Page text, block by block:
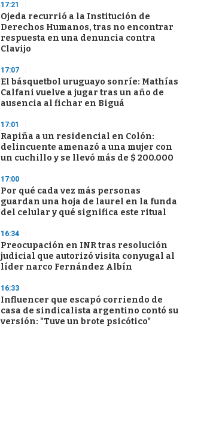
17:21
Ojeda recurrió a la Institución de
Derechos Humanos, tras no encontrar
respuesta en una denuncia contra
Clavijo
17:07
El básquetbol uruguayo sonríe: Mathías
Calfani vuelve a jugar tras un año de
ausencia al fichar en Biguá
17:01
Rapiña a un residencial en Colón:
delincuente amenazó a una mujer con
un cuchillo y se llevó más de $ 200.000
17:00
Por qué cada vez más personas
guardan una hoja de laurel en la funda
del celular y qué significa este ritual
16:34
Preocupación en INR tras resolución
judicial que autorizó visita conyugal al
líder narco Fernández Albín
16:33
Influencer que escapó corriendo de
casa de sindicalista argentino contó su
versión: "Tuve un brote psicótico"